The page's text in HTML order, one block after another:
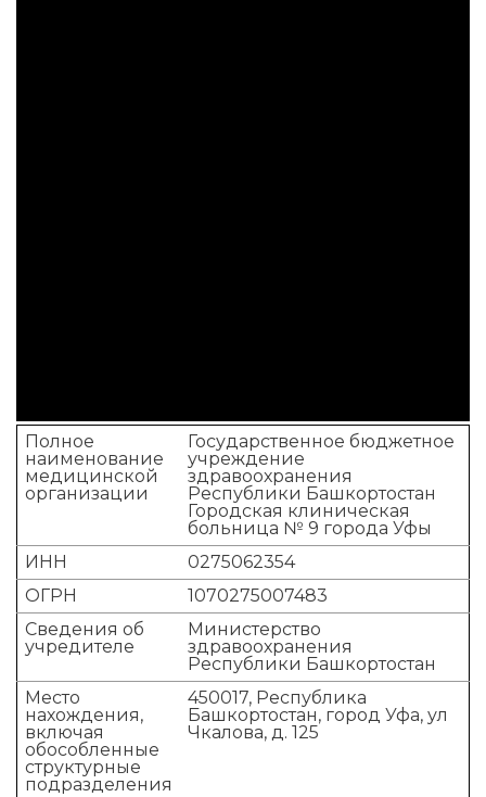
Полное
наименование
медицинской
организации
Государственное бюджетное
учреждение
здравоохранения
Республики Башкортостан
Городская клиническая
больница № 9 города Уфы
ИНН
0275062354
ОГРН
1070275007483
Сведения об
учредителе
Министерство
здравоохранения
Республики Башкортостан
Место
нахождения,
включая
обособленные
структурные
подразделения
450017, Республика
Башкортостан, город Уфа, ул
Чкалова, д. 125